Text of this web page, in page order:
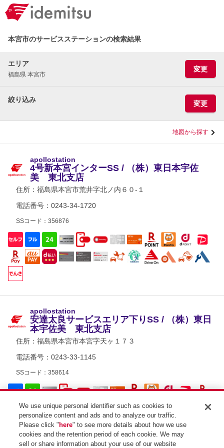
本宮市のサービスステーションの検索結果
エリア
福島県 本宮市
変更
絞り込み 変更
地図から探す
apollostation
4号新本宮インターSS / （株）東日本宇佐
美 東北支店
住所： 福島県本宮市荒井字北ノ内６０-１
電話番号：0243-34-1720
SSコード：356876
apollostation
安達太良サービスエリア下りSS / （株）東日
本宇佐美 東北支店
住所： 福島県本宮市本宮字天ヶ１７３
電話番号：0243-33-1145
SSコード：358614
apollostation
We use unique personal identifier such as cookies to
personalize content and ads and to analyze our traffic.
Please click " here" to see more details about how we use
cookies and the retention period of each cookie. We may
sell or share information about your use of our website